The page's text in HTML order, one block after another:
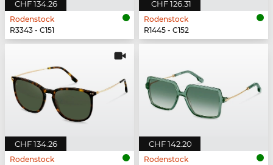
CHF 134.26
Rodenstock
R3343 - C151
CHF 126.31
Rodenstock
R1445 - C152
CHF 134.26
Rodenstock
CHF 142.20
Rodenstock